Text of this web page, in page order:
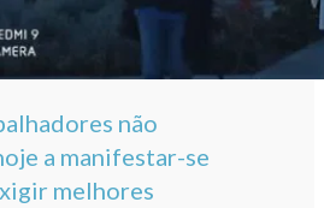
não
a manifestar-se
melhores